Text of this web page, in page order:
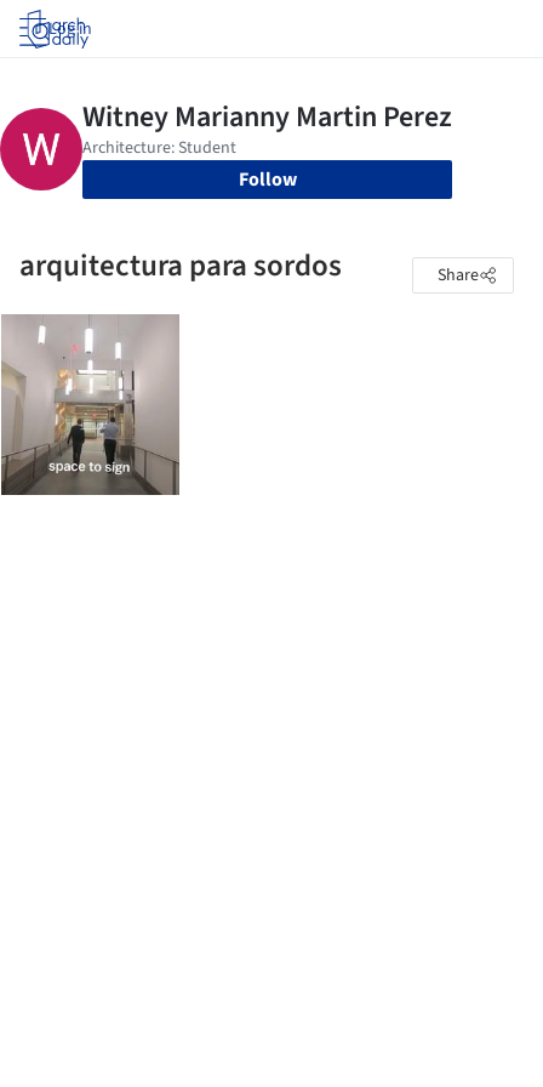
Log in
Follow
arquitectura para sordos Share